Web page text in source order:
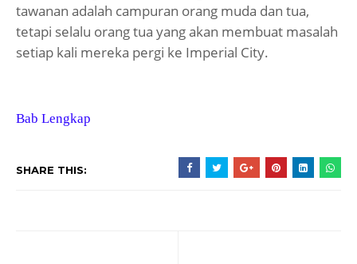
tawanan adalah campuran orang muda dan tua,
tetapi selalu orang tua yang akan membuat masalah
setiap kali mereka pergi ke Imperial City.
Bab Lengkap
SHARE THIS: